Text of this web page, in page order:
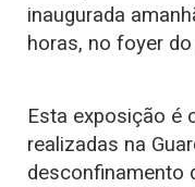
inaugurada
horas, no foyer
Esta exposição é
realizadas na
desconfinamento